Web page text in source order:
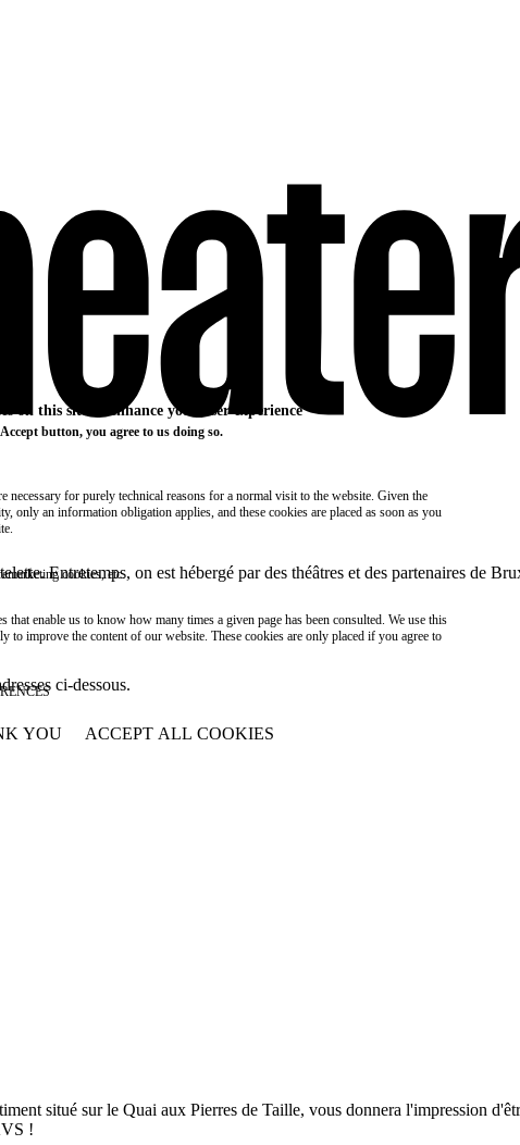
Entretemps, on est hébergé par des théâtres et des partenaires de
ci-dessous.
situé sur le Quai aux Pierres de Taille, vous donnera l'impression
!
on this site to enhance your user experience
button, you agree to us doing so.
necessary for purely technical reasons for a normal visit to the website. Given the
only an information obligation applies, and these cookies are placed as soon as you
cookies, etc.
that enable us to know how many times a given page has been consulted. We use this
to improve the content of our website. These cookies are only placed if you agree to
YOU ACCEPT ALL COOKIES
CONSENT